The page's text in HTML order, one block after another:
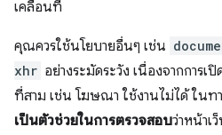
เคลื่อนที่
คุณควรใช้นโยบายอื่นๆ เช่น
xhr อย่างระมัดระวัง เนื่องจากการ
ที่สาม เช่น โฆษณา ใช้งานไม่ได้ ในท
เป็นตัวช่วยในการตรวจสอบว่าหน้าเ